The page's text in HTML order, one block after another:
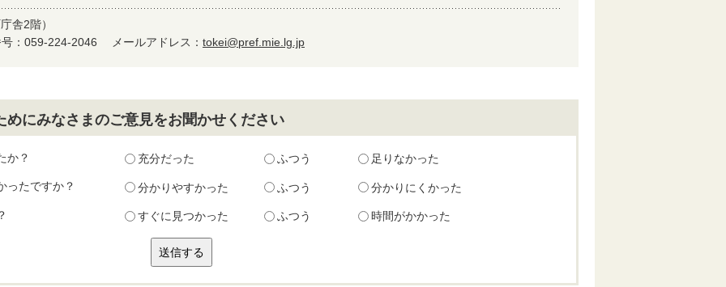
舎2階）
：059-224-2046
メールアドレス： tokei@pref.mie.lg.jp
にみなさまのご意見をお聞かせください
か？ 充分だった ふつう 足りなかった
ったですか？ 分かりやすかった ふつう 分かりにくかった
すぐに見つかった ふつう 時間がかかった